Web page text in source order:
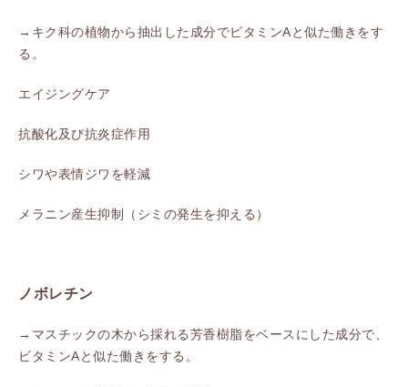
→キク科の植物から抽出した成分でビタミンAと似た働きをす
る。
エイジングケア
抗酸化及び抗炎症作用
シワや表情ジワを軽減
メラニン産生抑制（シミの発生を抑える）
ノボレチン
→マスチックの木から採れる芳香樹脂をベースにした成分で、
ビタミンAと似た働きをする。